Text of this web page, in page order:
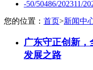
您的位置： 首页>新闻中
广东守正创新
发展之路